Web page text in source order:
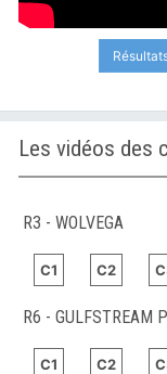
R3 - WOLVEGA
C1 C2
R6 - GULFSTREAM
C1 C2